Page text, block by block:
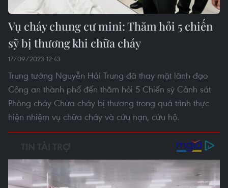
Vụ cháy chung cư mini: Thăm hỏi 5 chiến
sỹ bị thương khi chữa cháy
17/09/2023 12:43
Trung tướng Nguyễn Hải Trung đã thay mặt lãnh đạo
Công an thành phố đến thăm hỏi 5 Chiến sỹ Cảnh sát
Phòng cháy Chữa cháy bị thương trong quá trình thực
hiện nhiệm vụ chữa cháy và cứu nạn, cứu hộ.